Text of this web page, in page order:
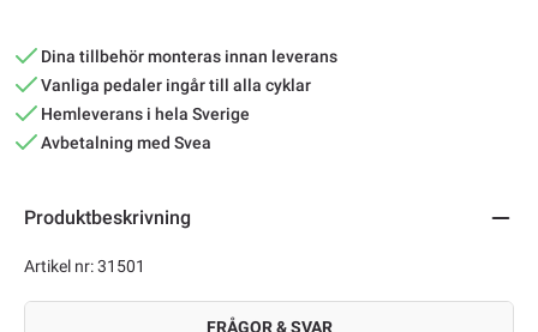
Dina tillbehör monteras innan leverans
Vanliga pedaler ingår till alla cyklar
Hemleverans i hela Sverige
Avbetalning med Svea
Produktbeskrivning
Artikel nr: 31501
FRÅGOR & SVAR